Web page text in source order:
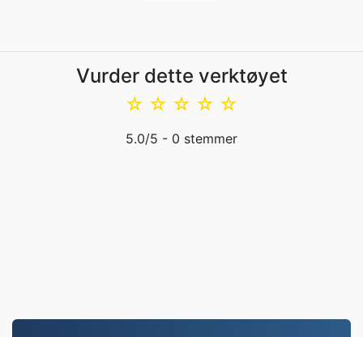
Vurder dette verktøyet
☆
☆
☆
☆
☆
5.0/5 - 0 stemmer